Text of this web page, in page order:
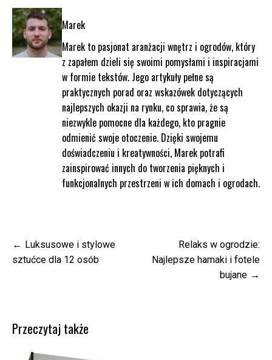
Marek
Marek to pasjonat aranżacji wnętrz i ogrodów, który
z zapałem dzieli się swoimi pomysłami i inspiracjami
w formie tekstów. Jego artykuły pełne są
praktycznych porad oraz wskazówek dotyczących
najlepszych okazji na rynku, co sprawia, że są
niezwykle pomocne dla każdego, kto pragnie
odmienić swoje otoczenie. Dzięki swojemu
doświadczeniu i kreatywności, Marek potrafi
zainspirować innych do tworzenia pięknych i
funkcjonalnych przestrzeni w ich domach i ogrodach.
Nawigacja
wpisu
Luksusowe i stylowe
sztućce dla 12 osób
Relaks w ogrodzie:
Najlepsze hamaki i fotele
bujane
Przeczytaj także